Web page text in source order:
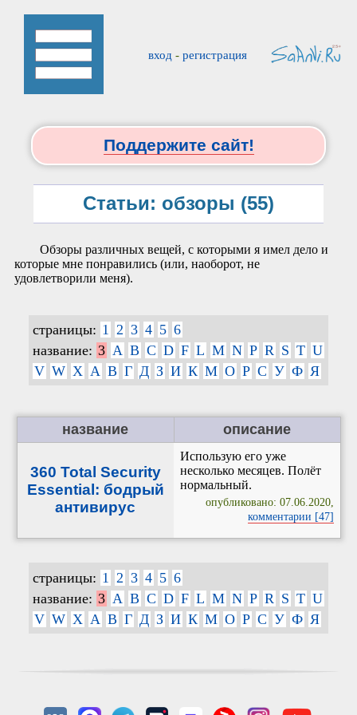
вход - регистрация
Поддержите сайт!
Статьи: обзоры (55)
Обзоры различных вещей, с которыми я имел дело и
которые мне понравились (или, наоборот, не
удовлетворили меня).
страницы: 1 2 3 4 5 6
название: 3 A B C D F L M N P R S T U
V W X А В Г Д З И К М О Р С У Ф Я
название описание
360 Total Security
Essential: бодрый
антивирус
Использую его уже
несколько месяцев. Полёт
нормальный.
опубликовано: 07.06.2020,
комментарии [47]
страницы: 1 2 3 4 5 6
название: 3 A B C D F L M N P R S T U
V W X А В Г Д З И К М О Р С У Ф Я